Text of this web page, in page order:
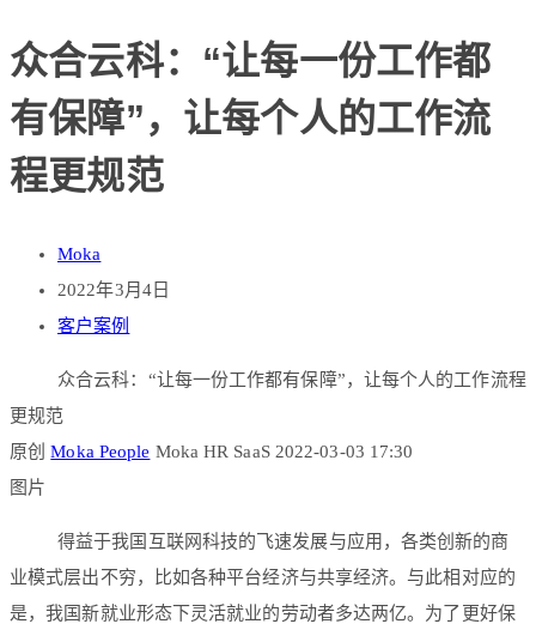
众合云科：“让每一份工作都
有保障”，让每个人的工作流
程更规范
Moka
2022年3月4日
客户案例
众合云科：“让每一份工作都有保障”，让每个人的工作流程
更规范
原创Moka People Moka HR SaaS 2022-03-03 17:30
图片
得益于我国互联网科技的飞速发展与应用，各类创新的商
业模式层出不穷，比如各种平台经济与共享经济。与此相对应的
是，我国新就业形态下灵活就业的劳动者多达两亿。为了更好保